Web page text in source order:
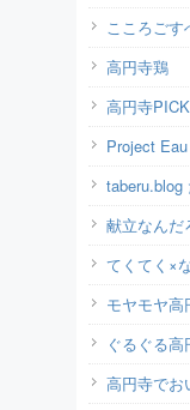
こころごす
高円寺鶏
高円寺
Project
taberu.blog
献立なんだ
てくてく×
モヤモヤ高
ぐるぐる高
高円寺でお